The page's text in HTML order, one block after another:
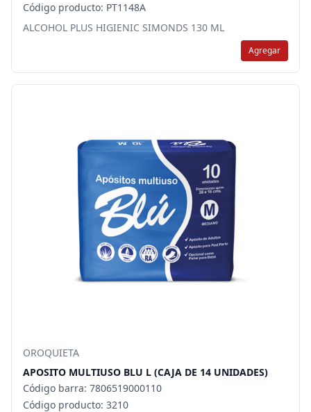
Código producto: PT1148A
ALCOHOL PLUS HIGIENIC SIMONDS 130 ML
Agregar
OROQUIETA
APOSITO MULTIUSO BLU L (CAJA DE 14 UNIDADES)
Código barra: 7806519000110
Código producto: 3210